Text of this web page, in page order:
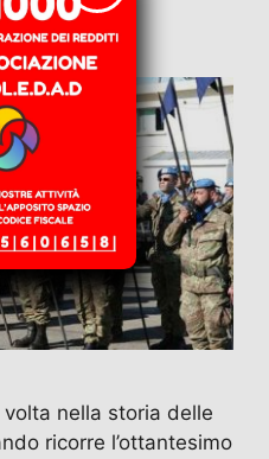
Fraleone
volta nella storia delle
ricorre l’ottantesimo